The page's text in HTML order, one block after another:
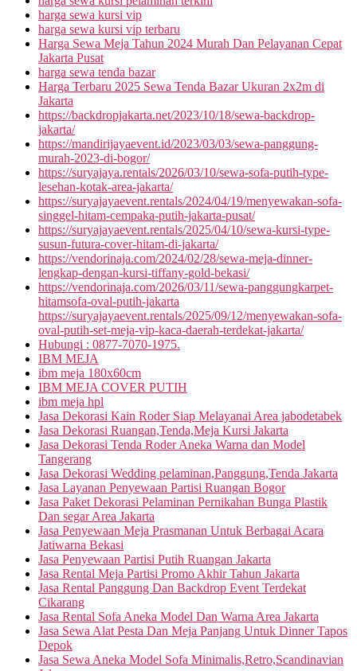
harga sewa kursi vip
harga sewa kursi vip terbaru
Harga Sewa Meja Tahun 2024 Murah Dan Pelayanan Cepat
Jakarta Pusat
harga sewa tenda bazar
Harga Terbaru 2025 Sewa Tenda Bazar Ukuran 2x2m di
Jakarta
https://backdropjakarta.net/2023/10/18/sewa-backdrop-
jakarta/
https://mandirijayaevent.id/2023/03/03/sewa-panggung-
murah-2023-di-bogor/
https://suryajaya.rentals/2026/03/10/sewa-sofa-putih-type-
lesehan-kotak-area-jakarta/
https://suryajayaevent.rentals/2024/04/19/menyewakan-sofa-
singgel-hitam-cempaka-putih-jakarta-pusat/
https://suryajayaevent.rentals/2025/04/10/sewa-kursi-type-
susun-futura-cover-hitam-di-jakarta/
https://vendorinaja.com/2024/02/28/sewa-meja-dinner-
lengkap-dengan-kursi-tiffany-gold-bekasi/
https://vendorinaja.com/2026/03/11/sewa-panggungkarpet-
hitamsofa-oval-putih-jakarta
https://suryajayaevent.rentals/2025/09/12/menyewakan-sofa-
oval-putih-set-meja-vip-kaca-daerah-terdekat-jakarta/
Hubungi : 0877-7070-1975.
IBM MEJA
ibm meja 180x60cm
IBM MEJA COVER PUTIH
ibm meja hpl
Jasa Dekorasi Kain Roder Siap Melayanai Area jabodetabek
Jasa Dekorasi Ruangan,Tenda,Meja Kursi Jakarta
Jasa Dekorasi Tenda Roder Aneka Warna dan Model
Tangerang
Jasa Dekorasi Wedding pelaminan,Panggung,Tenda Jakarta
Jasa Layanan Penyewaan Partisi Ruangan Bogor
Jasa Paket Dekorasi Pelaminan Pernikahan Bunga Plastik
Dan segar Area Jakarta
Jasa Penyewaan Meja Prasmanan Untuk Berbagai Acara
Jatiwarna Bekasi
Jasa Penyewaan Partisi Putih Ruangan Jakarta
Jasa Rental Meja Partisi Promo Akhir Tahun Jakarta
Jasa Rental Panggung Dan Backdrop Event Terdekat
Cikarang
Jasa Rental Sofa Aneka Model Dan Warna Area Jakarta
Jasa Sewa Alat Pesta Dan Meja Panjang Untuk Dinner Tapos
Depok
Jasa Sewa Aneka Model Sofa Minimalis,Retro,Scandinavian